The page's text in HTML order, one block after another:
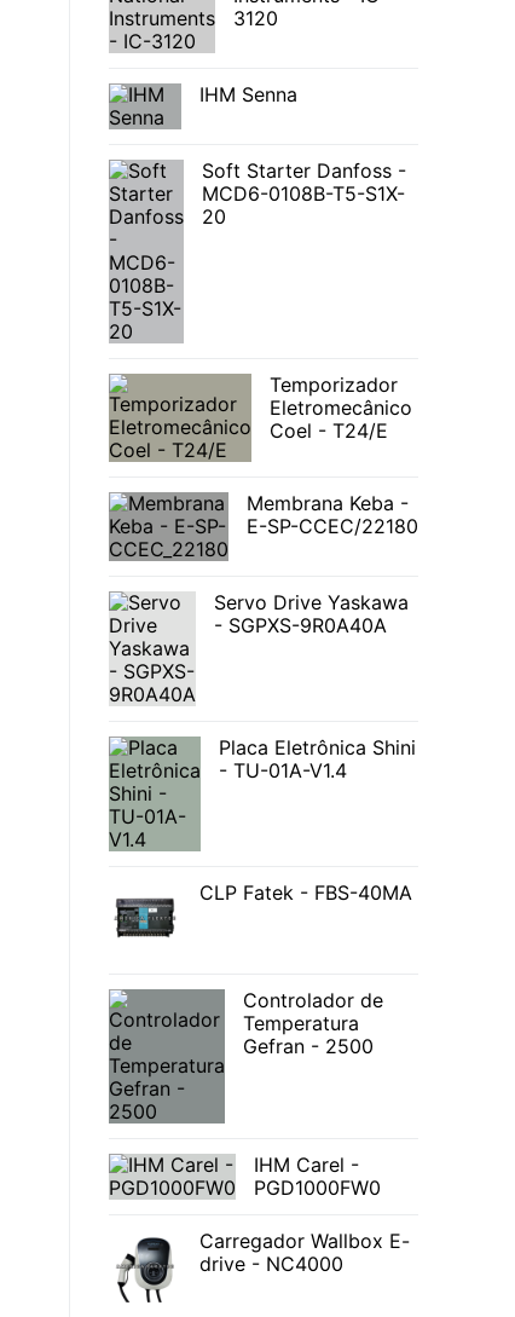
3120
IHM Senna
Soft Starter Danfoss -
MCD6-0108B-T5-S1X-
20
Temporizador
Eletromecânico
Coel - T24/E
Membrana Keba -
E-SP-CCEC/22180
Servo Drive Yaskawa
- SGPXS-9R0A40A
Placa Eletrônica Shini
- TU-01A-V1.4
CLP Fatek - FBS-40MA
Controlador de
Temperatura
Gefran - 2500
IHM Carel -
PGD1000FW0
Carregador Wallbox E-
drive - NC4000